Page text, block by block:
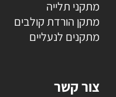
מתקני תלייה
מתקן הורדת קולבים
מתקנים לנעליים
צור קשר